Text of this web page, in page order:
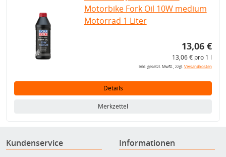
Motorbike Fork Oil 10W medium
Motorrad 1 Liter
13,06 €
13,06 € pro 1 l
inkl. gesetzl. MwSt., zzgl.Versandkosten
Details
Merkzettel
Kundenservice Informationen